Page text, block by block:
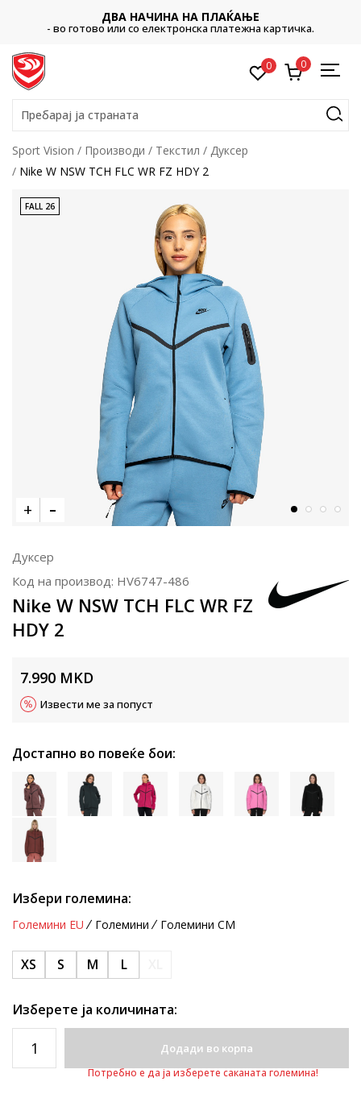
ДВА НАЧИНА НА ПЛАЌАЊЕ
- во готово или со електронска платежна картичка.
0 0
Пребарај ја страната
Sport Vision Производи Текстил
Дуксер
Nike W NSW TCH FLC WR FZ HDY 2
FALL 26
Дуксер
Код на производ: HV6747-486
Nike W NSW TCH FLC WR FZ
HDY 2
7.990 MKD
Извести ме за попуст
Достапно во повеќе бои:
Избери големина:
Големини EU Големини Големини CM
XS S M L
Изберете ја количината:
Додади во корпа
Потребно е да ја изберете саканата големина!